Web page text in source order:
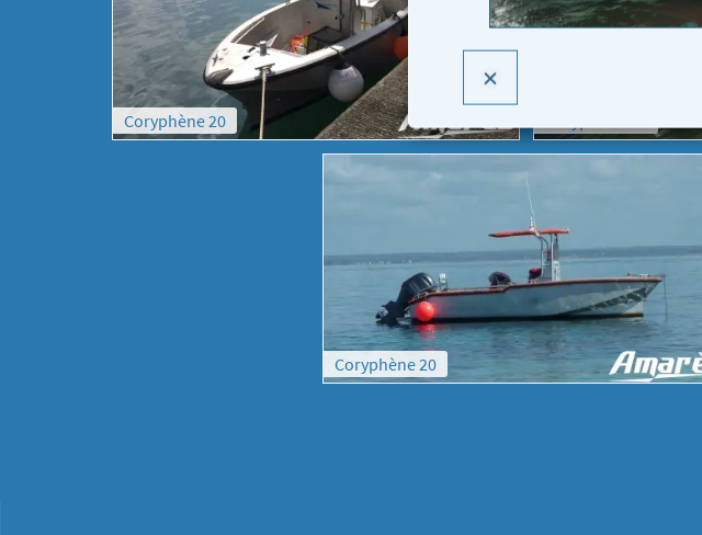
Coryphène 20
Coryphène 20